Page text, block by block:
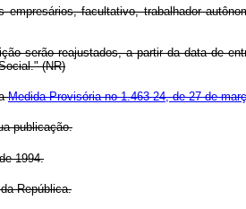
facultativo, trabalhador
serão reajustados, a partir da data de
(NR)
Medida Provisória no 1.463-24, de 27 de
publicação.
1994.
República.